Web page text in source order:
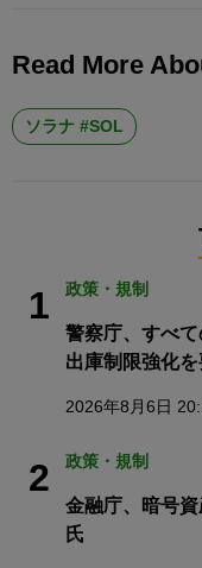
Read More
ソラナ #SOL
1 政策・規制
警察庁、すべ
出庫制限強化
2026年8月6日
2 政策・規制
金融庁、暗号
氏